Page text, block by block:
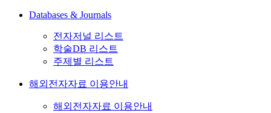
Databases & Journals
전자저널 리스트
학술DB 리스트
주제별 리스트
해외전자자료 이용안내
해외전자자료 이용안내